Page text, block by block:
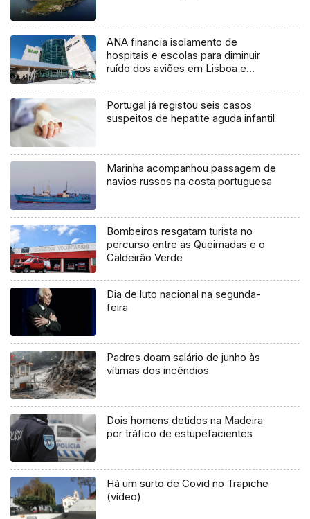
ANA financia isolamento de
hospitais e escolas para diminuir
ruído dos aviões em Lisboa e
Portugal já registou seis casos
suspeitos de hepatite aguda infantil
Marinha acompanhou passagem de
navios russos na costa portuguesa
Bombeiros resgatam turista no
percurso entre as Queimadas e o
Caldeirão Verde
Dia de luto nacional na segunda-
feira
Padres doam salário de junho às
vítimas dos incêndios
Dois homens detidos na Madeira
por tráfico de estupefacientes
Há um surto de Covid no Trapiche
(vídeo)